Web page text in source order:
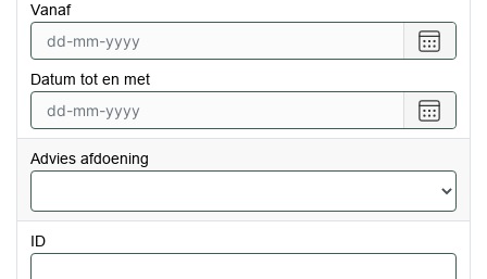
met
vanaf
een
vanaf
Datum tot en met
een
tot
en
met
Advies afdoening
ID